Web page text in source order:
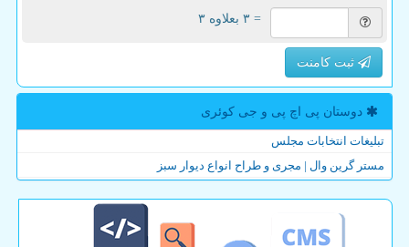
= ۳ بعلاوه ۳
ثبت کامنت
دوستان پی اچ پی و جی كوئری
تبلیغات انتخابات مجلس
مستر گرین وال | مجری و طراح انواع دیوار سبز